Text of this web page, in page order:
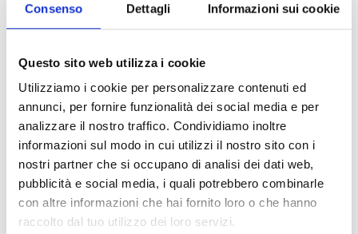
Consenso Dettagli Informazioni sui cookie
Questo sito web utilizza i cookie
Utilizziamo i cookie per personalizzare contenuti ed
annunci, per fornire funzionalità dei social media e per
analizzare il nostro traffico. Condividiamo inoltre
informazioni sul modo in cui utilizzi il nostro sito con i
nostri partner che si occupano di analisi dei dati web,
pubblicità e social media, i quali potrebbero combinarle
con altre informazioni che hai fornito loro o che hanno
raccolto dal tuo utilizzo dei loro servizi.
PREPARAZIONE
La pasta con sugo ai pomodori secchi è un
primo semplice e gustosissimo, non la solita
pasta con il sugo, ma un piatto con un tocco di
sapore in più dato dai pomodori secchi, facile e
cremosissima!
In un pentolino versate l’olio e fate soffriggere
velocemente l’aglio, il peperoncino ed i
pomodori secchi.
Unite laPolpa bio Pomì, il sale, il pepe nero, il
basilico e lasciate cuocere il sugo per 20